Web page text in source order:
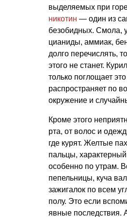
выделяемых при
никотин — один из
безобидных. Смола,
цианиды, аммиак,
долго перечислять,
этого не станет.
только поглощает
распространяет по
окружение и
Кроме этого
рта, от волос и
где курят. Желтые
пальцы,
особенно по утрам.
пепельницы, куча
зажигалок по всем
полу. Это если
явные последствия.